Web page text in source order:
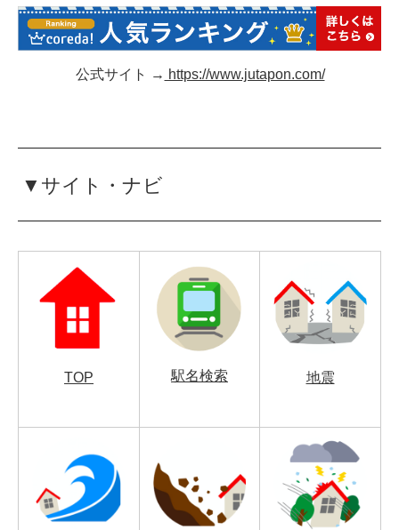
公式サイト → https://www.jutapon.com/
▼サイト・ナビ
TOP 駅名検索 地震